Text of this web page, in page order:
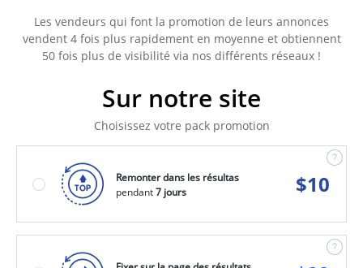
Les vendeurs qui font la promotion de leurs annonces
vendent 4 fois plus rapidement en moyenne et obtiennent
50 fois plus de visibilité via nos différents réseaux !
Sur notre site
Choisissez votre pack promotion
Remonter dans les résultas
pendant7 jours $10